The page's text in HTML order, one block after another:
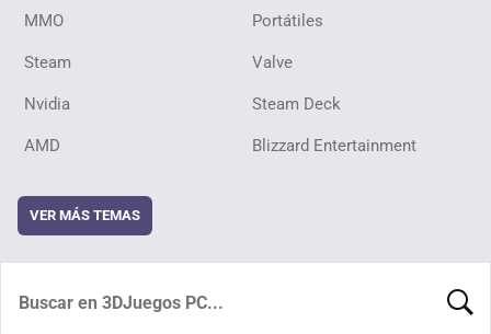
MMO Portátiles
Steam Valve
Nvidia Steam Deck
AMD Blizzard Entertainment
VER MÁS TEMAS